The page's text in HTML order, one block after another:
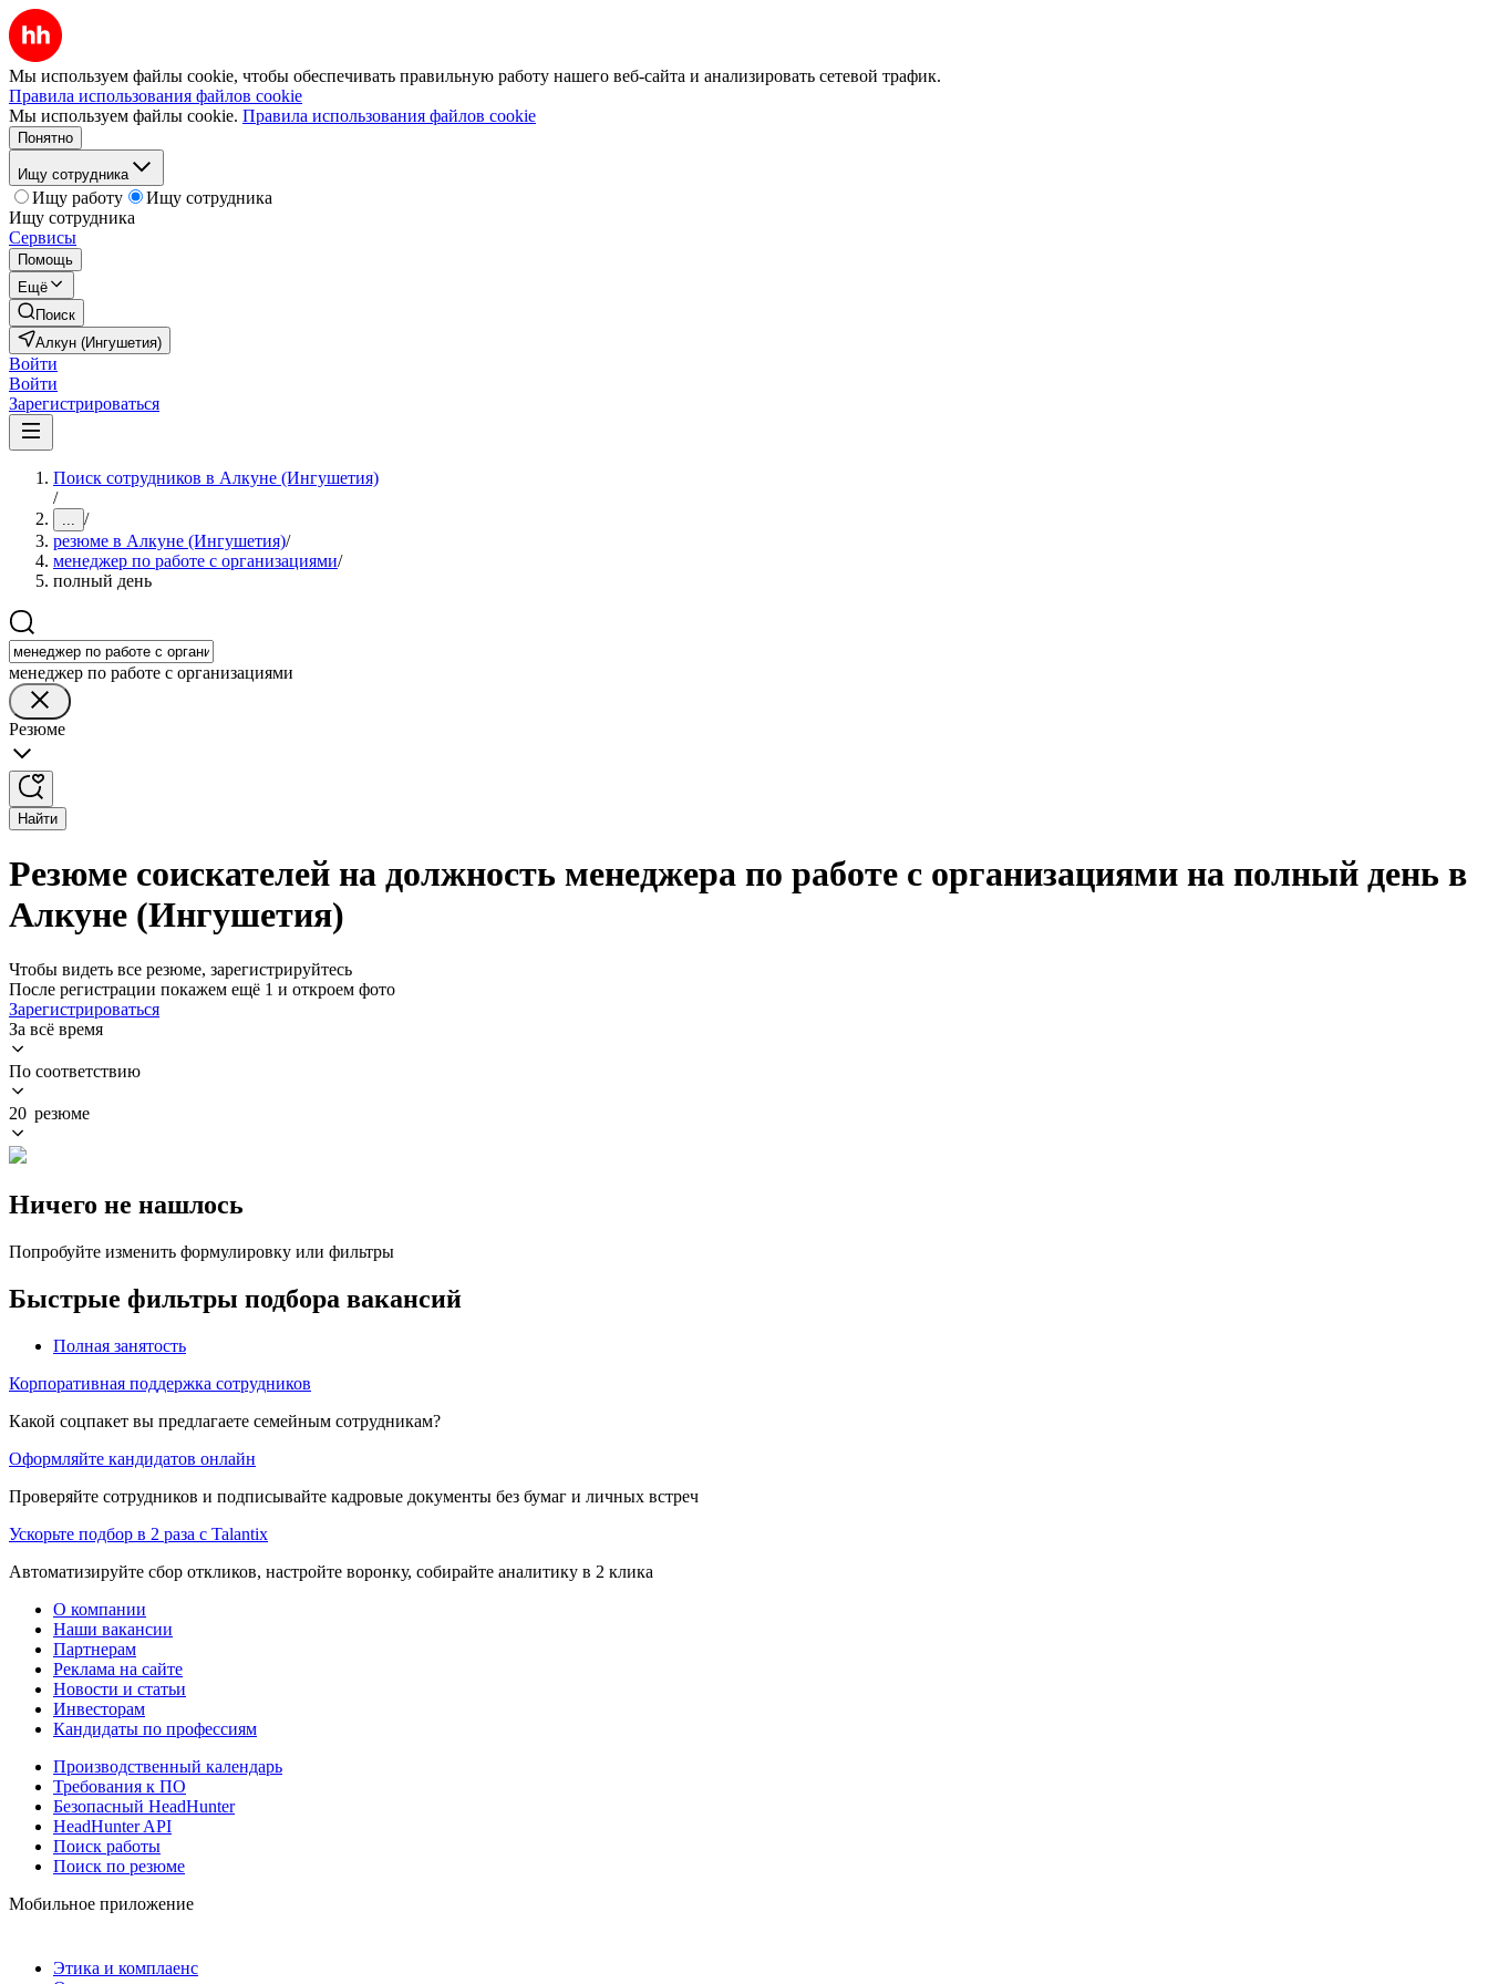
Мы используем файлы cookie, чтобы обеспечивать правильную работу нашего веб-сайта и анализировать сетевой трафик.
Правила использования файлов cookie
Мы используем файлы cookie. Правила использования файлов cookie
Понятно
Ищу сотрудника
Ищу работу
Ищу сотрудника
Ищу сотрудника
Сервисы
Помощь
Ещё
Поиск
Алкун (Ингушетия)
Войти
Войти
Зарегистрироваться
Поиск сотрудников в Алкуне (Ингушетия)
/
... /
резюме в Алкуне (Ингушетия)/
менеджер по работе с организациями/
полный день
менеджер по работе с организациями
Резюме
Найти
Резюме соискателей на должность менеджера по работе с организациями на полный день в
Алкуне (Ингушетия)
Чтобы видеть все резюме, зарегистрируйтесь
После регистрации покажем ещё 1 и откроем фото
Зарегистрироваться
За всё время
По соответствию
20 резюме
Ничего не нашлось
Попробуйте изменить формулировку или фильтры
Быстрые фильтры подбора вакансий
Полная занятость
Корпоративная поддержка сотрудников
Какой соцпакет вы предлагаете семейным сотрудникам?
Оформляйте кандидатов онлайн
Проверяйте сотрудников и подписывайте кадровые документы без бумаг и личных встреч
Ускорьте подбор в 2 раза с Talantix
Автоматизируйте сбор откликов, настройте воронку, собирайте аналитику в 2 клика
О компании
Наши вакансии
Партнерам
Реклама на сайте
Новости и статьи
Инвесторам
Кандидаты по профессиям
Производственный календарь
Требования к ПО
Безопасный HeadHunter
HeadHunter API
Поиск работы
Поиск по резюме
Мобильное приложение
Этика и комплаенс